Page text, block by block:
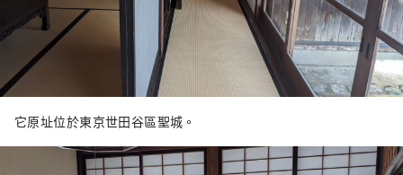
它原址位於東京世田谷區聖城。